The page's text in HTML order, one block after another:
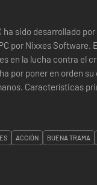
sido desarrollado
por Nixxes Software.
en la lucha contra el
por poner en orden
tu
ACCIÓN BUENA TRAMA